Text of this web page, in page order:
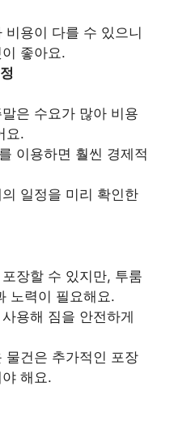
비용이 다를 수 있으니
좋아요.
은 수요가 많아 비용
요.
이용하면 훨씬 경제적
일정을 미리 확인한
장할 수 있지만, 투룸
노력이 필요해요.
용해 짐을 안전하게
물건은 추가적인 포장
해요.